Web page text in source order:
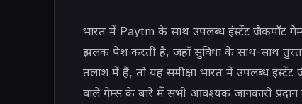
भारत में Paytm के साथ उपलब्ध इंस्टेंट जैकपॉट
झलक पेश करती है, जहाँ सुविधा के साथ-साथ तुरंत
तलाश में हैं, तो यह समीक्षा भारत में उपलब्ध
वाले गेम्स के बारे में सभी आवश्यक जानकारी प्रदान